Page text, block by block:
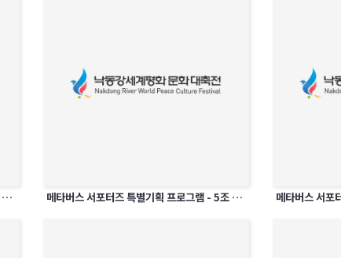
메타버스 서포터즈 특별기획 프로그램 - 5조 모여라 베타버스로 5조랑 MT가자! 메타버스 서포터즈 특별기획 프로그램 - 5조 모여라 베타버스로 5조랑 MT가자!